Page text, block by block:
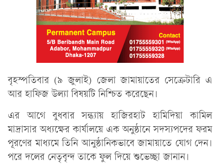
বৃহস্পতিবার (৯ জুলাই) জেলা জামায়াতের সেক্রেটারি এ
আর হাফিজ উল্যা বিষয়টি নিশ্চিত করেছেন।
এর আগে বুধবার সন্ধ্যায় হাজিরহাট হামিদিয়া কামিল
মাদ্রাসার অধ্যক্ষের কার্যালয়ে এক অনুষ্ঠানে সদস্যপদের ফরম
পূরণের মাধ্যমে তিনি আনুষ্ঠানিকভাবে জামায়াতে যোগ দেন।
পরে দলের নেতৃবৃন্দ তাকে ফুল দিয়ে শুভেচ্ছা জানান।